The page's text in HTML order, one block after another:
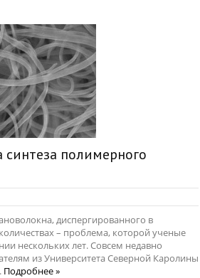
полимерного
диспергированного в
– проблема, которой ученые
нескольких лет. Совсем недавно
из Университета Северной Каролины
Подробнее »